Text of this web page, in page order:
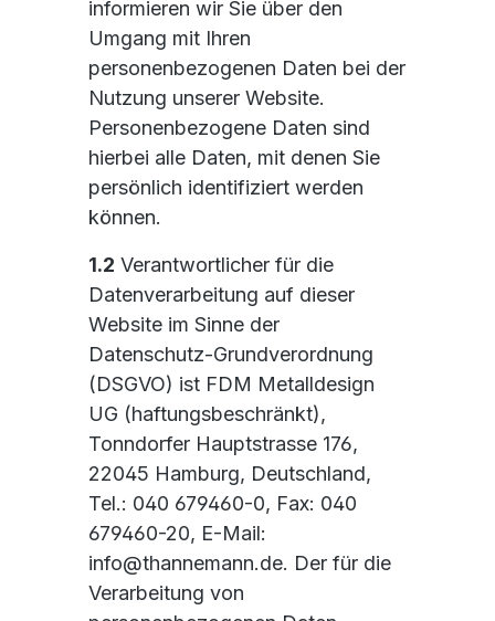
informieren wir Sie über den
Umgang mit Ihren
personenbezogenen Daten bei der
Nutzung unserer Website.
Personenbezogene Daten sind
hierbei alle Daten, mit denen Sie
persönlich identifiziert werden
können.
1.2 Verantwortlicher für die
Datenverarbeitung auf dieser
Website im Sinne der
Datenschutz-Grundverordnung
(DSGVO) ist FDM Metalldesign
UG (haftungsbeschränkt),
Tonndorfer Hauptstrasse 176,
22045 Hamburg, Deutschland,
Tel.: 040 679460-0, Fax: 040
679460-20, E-Mail:
info@thannemann.de. Der für die
Verarbeitung von